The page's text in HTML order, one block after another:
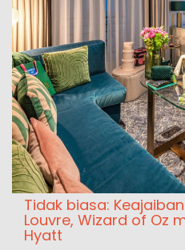
Tidak biasa:
Louvre, Wizard of Oz
Hyatt